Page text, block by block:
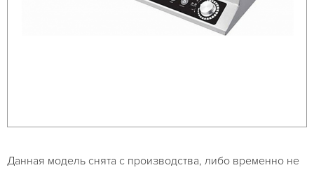
Данная модель снята с производства, либо временно не